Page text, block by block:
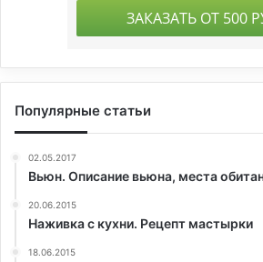
Популярные статьи
02.05.2017
Вьюн. Oписание вьюна, места
20.06.2015
Наживка с кухни. Рецепт мастырки
18.06.2015